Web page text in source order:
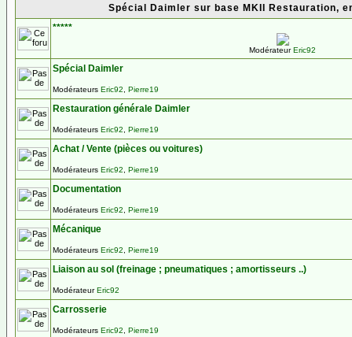
Spécial Daimler sur base MKII Restauration,
*****
ModérateurEric92
Spécial Daimler
Modérateurs Eric92 Pierre19
Restauration générale Daimler
Modérateurs Eric92 Pierre19
Achat / Vente (pièces ou voitures)
Modérateurs Eric92 Pierre19
Documentation
Modérateurs Eric92 Pierre19
Mécanique
Modérateurs Eric92 Pierre19
Liaison au sol (freinage ; pneumatiques ; amortisseurs ..)
ModérateurEric92
Carrosserie
Modérateurs Eric92 Pierre19